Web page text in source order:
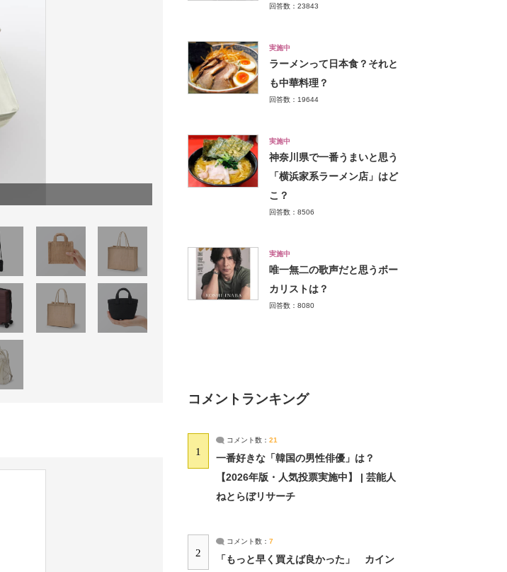
回答数：23843
実施中
ラーメンって日本食？それと
も中華料理？
回答数：19644
実施中
神奈川県で一番うまいと思う
「横浜家系ラーメン店」はど
こ？
回答数：8506
実施中
唯一無二の歌声だと思うボー
カリストは？
回答数：8080
コメントランキング
1
コメント数： 21
一番好きな「韓国の男性俳優」は？
【2026年版・人気投票実施中】 | 芸能人
ねとらぼリサーチ
2
コメント数： 7
「もっと早く買えば良かった」 カイン